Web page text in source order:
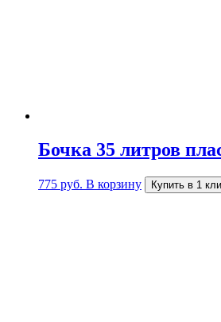
Бочка 35 литров
775 руб. В корзину Купить в 1